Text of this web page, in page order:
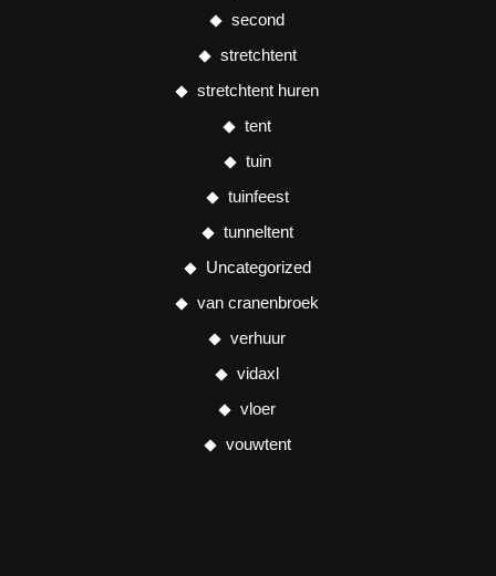
second
stretchtent
stretchtent huren
tent
tuin
tuinfeest
tunneltent
Uncategorized
van cranenbroek
verhuur
vidaxl
vloer
vouwtent